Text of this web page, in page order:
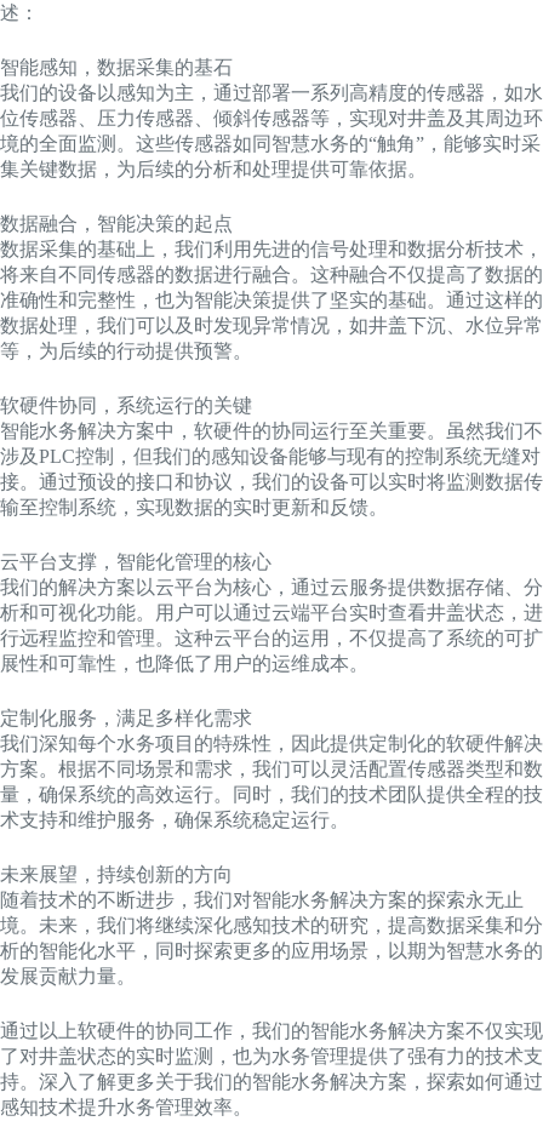
述：
智能感知，数据采集的基石
我们的设备以感知为主，通过部署一系列高精度的传感器，如水
位传感器、压力传感器、倾斜传感器等，实现对井盖及其周边环
境的全面监测。这些传感器如同智慧水务的“触角”，能够实时采
集关键数据，为后续的分析和处理提供可靠依据。
数据融合，智能决策的起点
数据采集的基础上，我们利用先进的信号处理和数据分析技术，
将来自不同传感器的数据进行融合。这种融合不仅提高了数据的
准确性和完整性，也为智能决策提供了坚实的基础。通过这样的
数据处理，我们可以及时发现异常情况，如井盖下沉、水位异常
等，为后续的行动提供预警。
软硬件协同，系统运行的关键
智能水务解决方案中，软硬件的协同运行至关重要。虽然我们不
涉及PLC控制，但我们的感知设备能够与现有的控制系统无缝对
接。通过预设的接口和协议，我们的设备可以实时将监测数据传
输至控制系统，实现数据的实时更新和反馈。
云平台支撑，智能化管理的核心
我们的解决方案以云平台为核心，通过云服务提供数据存储、分
析和可视化功能。用户可以通过云端平台实时查看井盖状态，进
行远程监控和管理。这种云平台的运用，不仅提高了系统的可扩
展性和可靠性，也降低了用户的运维成本。
定制化服务，满足多样化需求
我们深知每个水务项目的特殊性，因此提供定制化的软硬件解决
方案。根据不同场景和需求，我们可以灵活配置传感器类型和数
量，确保系统的高效运行。同时，我们的技术团队提供全程的技
术支持和维护服务，确保系统稳定运行。
未来展望，持续创新的方向
随着技术的不断进步，我们对智能水务解决方案的探索永无止
境。未来，我们将继续深化感知技术的研究，提高数据采集和分
析的智能化水平，同时探索更多的应用场景，以期为智慧水务的
发展贡献力量。
通过以上软硬件的协同工作，我们的智能水务解决方案不仅实现
了对井盖状态的实时监测，也为水务管理提供了强有力的技术支
持。深入了解更多关于我们的智能水务解决方案，探索如何通过
感知技术提升水务管理效率。